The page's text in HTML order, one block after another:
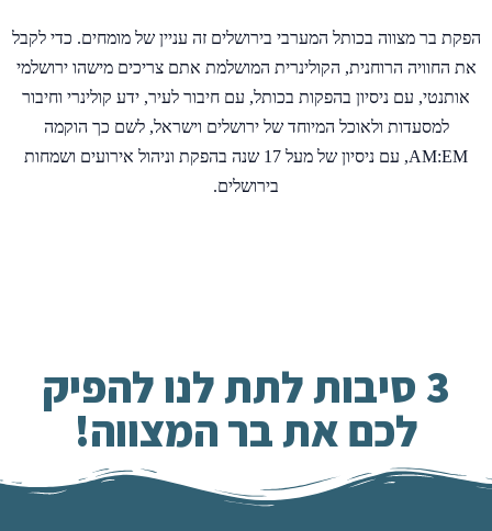
הפקת בר מצווה בכותל המערבי בירושלים זה עניין של מומחים. כדי לקבל
את החוויה הרוחנית, הקולינרית המושלמת אתם צריכים מישהו ירושלמי
אותנטי, עם ניסיון בהפקות בכותל, עם חיבור לעיר, ידע קולינרי וחיבור
למסעדות ולאוכל המיוחד של ירושלים וישראל, לשם כך הוקמה
AM:EM, עם ניסיון של מעל 17 שנה בהפקת וניהול אירועים ושמחות
בירושלים.
3 סיבות לתת לנו להפיק
לכם את בר המצווה!